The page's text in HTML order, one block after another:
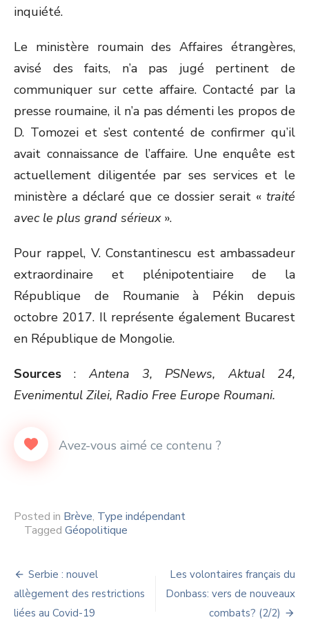
inquiété.
Le ministère roumain des Affaires étrangères,
avisé des faits, n’a pas jugé pertinent de
communiquer sur cette affaire. Contacté par la
presse roumaine, il n’a pas démenti les propos de
D. Tomozei et s’est contenté de confirmer qu’il
avait connaissance de l’affaire. Une enquête est
actuellement diligentée par ses services et le
ministère a déclaré que ce dossier serait « traité
avec le plus grand sérieux».
Pour rappel, V. Constantinescu est ambassadeur
extraordinaire et plénipotentiaire de la
République de Roumanie à Pékin depuis
octobre 2017. Il représente également Bucarest
en République de Mongolie.
Sources : Antena 3, PSNews, Aktual 24,
Evenimentul Zilei, Radio Free Europe Roumani.
Posted in Brève, Type indépendant
Tagged Géopolitique
Navigation
de
l’article
Serbie : nouvel
allègement des restrictions
liées au Covid-19
Les volontaires français du
Donbass: vers de nouveaux
combats? (2/2)